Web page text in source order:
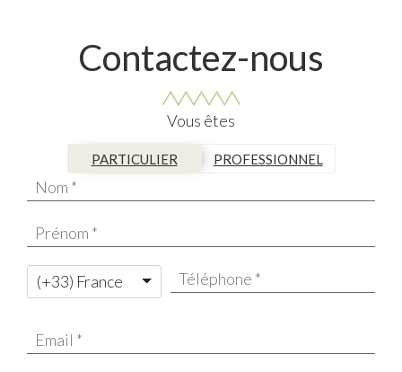
Contactez-nous
Vous êtes
PARTICULIER PROFESSIONNEL
(+33) France